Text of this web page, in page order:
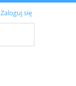
Zaloguj się